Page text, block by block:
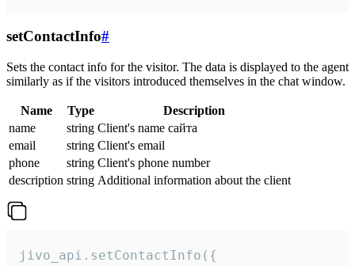
setContactInfo#
Sets the contact info for the visitor. The data is displayed to the agent
similarly as if the visitors introduced themselves in the chat window.
Name Type
Description
name
string Client's name сайта
email
string Client's email
phone
string Client's phone number
description string Additional information about the client
jivo_api.setContactInfo({